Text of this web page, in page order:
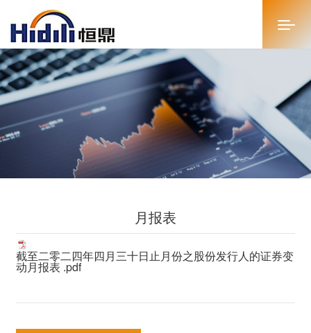
首页
关于恒鼎
新闻中心
恒鼎文化
商务合作
月报表
截至二零二四年四月三十日止月份之股份发行人的证券变
动月报表 .pdf